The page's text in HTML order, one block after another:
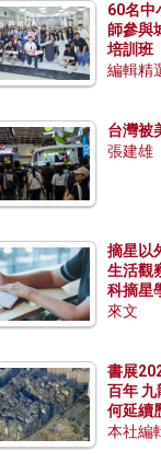
60名中
師參與
培訓班
編輯精
台灣被
張建雄
摘星以
生活觀
科摘星
特質
來文
書展
百年 九
何延續
本社編